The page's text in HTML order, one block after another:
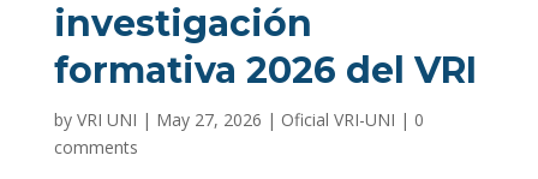
investigación
formativa 2026 del VRI
by VRI UNI | May 27, 2026 | Oficial VRI-UNI | 0
comments